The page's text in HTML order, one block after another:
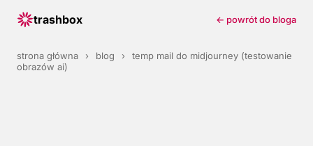
trashbox ← powrót do bloga
strona główna › blog ›
temp mail do midjourney (testowanie
obrazów ai)